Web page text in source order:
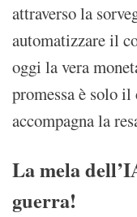
attraverso la
automatizzare il
oggi la vera
promessa è solo
accompagna la
La mela
guerra!